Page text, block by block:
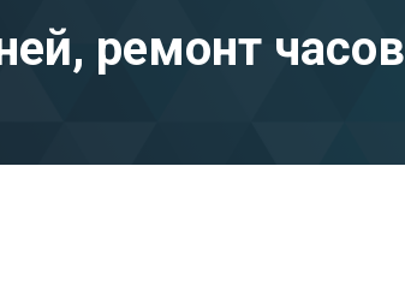
ремонт часов